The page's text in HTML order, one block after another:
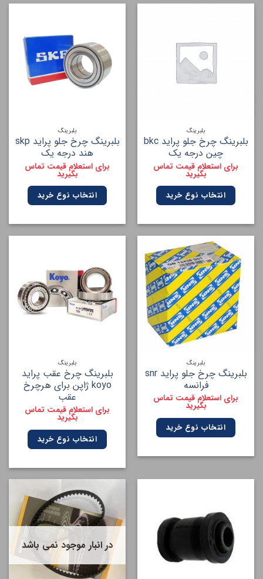
بلبرینگ
بلبرینگ چرخ جلو پراید bkc
چین درجه یک
برای استعلام قیمت تماس
بگیرید
انتخاب نوع خرید
بلبرینگ
بلبرینگ چرخ جلو پراید skp
هند درجه یک
برای استعلام قیمت تماس
بگیرید
انتخاب نوع خرید
بلبرینگ
بلبرینگ چرخ جلو پراید snr
فرانسه
برای استعلام قیمت تماس
بگیرید
انتخاب نوع خرید
بلبرینگ
بلبرینگ چرخ عقب پراید
koyo ژاپن برای هرچرخ
عقب
برای استعلام قیمت تماس
بگیرید
انتخاب نوع خرید
در انبار موجود نمی باشد